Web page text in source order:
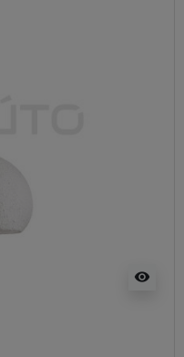
visibility